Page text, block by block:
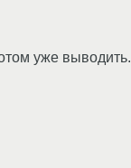
уже выводить.